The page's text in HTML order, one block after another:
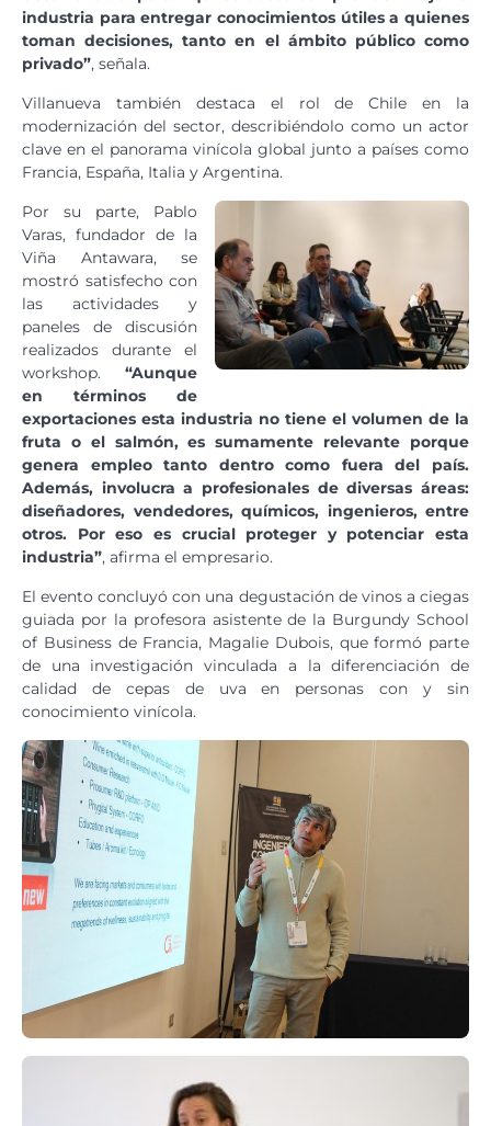
industria para entregar conocimientos útiles a quienes
toman decisiones, tanto en el ámbito público como
privado”, señala.
Villanueva también destaca el rol de Chile en la
modernización del sector, describiéndolo como un actor
clave en el panorama vinícola global junto a países como
Francia, España, Italia y Argentina.
Por su parte, Pablo
Varas, fundador de la
Viña Antawara, se
mostró satisfecho con
las actividades y
paneles de discusión
realizados durante el
workshop. “Aunque
en términos de
exportaciones esta industria no tiene el volumen de la
fruta o el salmón, es sumamente relevante porque
genera empleo tanto dentro como fuera del país.
Además, involucra a profesionales de diversas áreas:
diseñadores, vendedores, químicos, ingenieros, entre
otros. Por eso es crucial proteger y potenciar esta
industria”, afirma el empresario.
El evento concluyó con una degustación de vinos a ciegas
guiada por la profesora asistente de la Burgundy School
of Business de Francia, Magalie Dubois, que formó parte
de una investigación vinculada a la diferenciación de
calidad de cepas de uva en personas con y sin
conocimiento vinícola.